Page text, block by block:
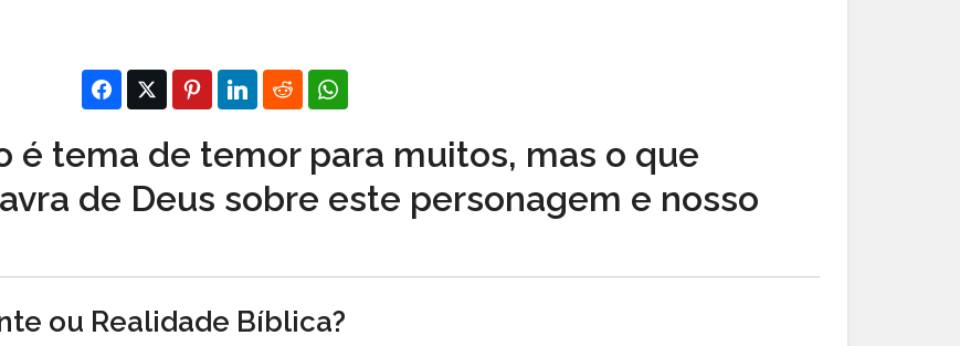
é tema de temor para muitos, mas o que
de Deus sobre este personagem e nosso
ou Realidade Bíblica?